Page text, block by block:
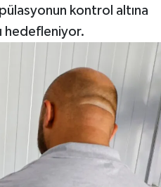
kontrol altına
hedefleniyor.